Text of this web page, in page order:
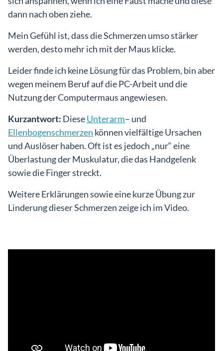
dann nach oben ziehe.
Mein Gefühl ist, dass die Schmerzen umso stärker
werden, desto mehr ich mit der Maus klicke.
Leider finde ich keine Lösung für das Problem, bin aber
wegen meinem Beruf auf die PC-Arbeit und die
Nutzung der Computermaus angewiesen.
Kurzantwort: DieseUnterarm– und
Ellenbogenschmerzen können vielfältige Ursachen
und Auslöser haben. Oft ist es jedoch „nur“ eine
Überlastung der Muskulatur, die das Handgelenk
sowie die Finger streckt.
Weitere Erklärungen sowie eine kurze Übung zur
Linderung dieser Schmerzen zeige ich im Video.